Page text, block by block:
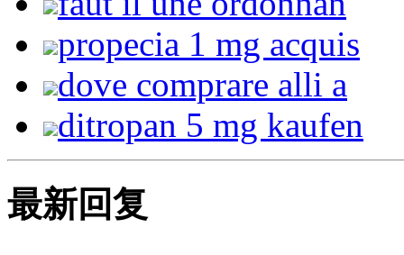
propecia 1 mg acquis
dove comprare alli a
ditropan 5 mg kaufen
最新回复